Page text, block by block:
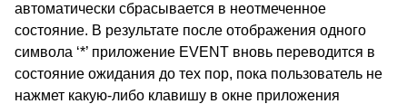
автоматически сбрасывается в неотмеченное
состояние. В результате после отображения одного
символа ‘*’ приложение EVENT вновь переводится в
состояние ожидания до тех пор, пока пользователь не
нажмет какую-либо клавишу в окне приложения